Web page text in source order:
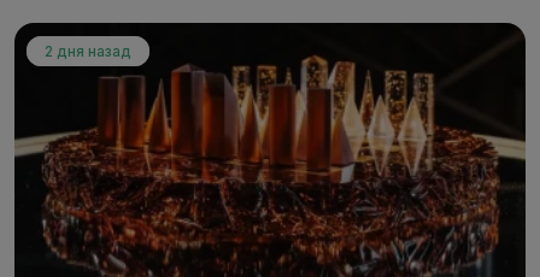
2 дня назад